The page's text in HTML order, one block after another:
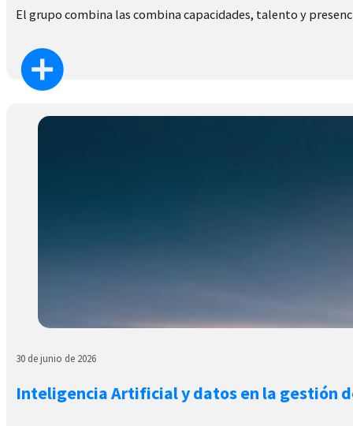
El grupo combina las combina capacidades, talento y
30 de junio de 2026
Inteligencia Artificial y datos en la gestión